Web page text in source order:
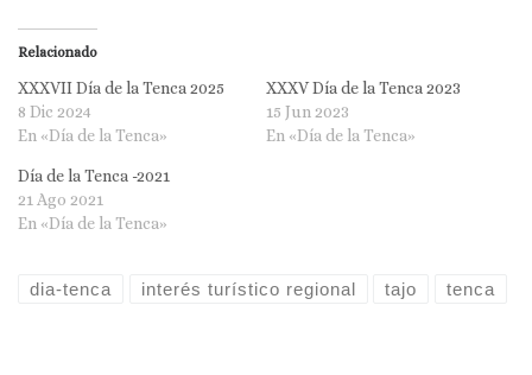
Relacionado
XXXVII Día de la Tenca 2025
8 Dic 2024
En «Día de la Tenca»
XXXV Día de la Tenca 2023
15 Jun 2023
En «Día de la Tenca»
Día de la Tenca -2021
21 Ago 2021
En «Día de la Tenca»
dia-tenca interés turístico regional tajo tenca